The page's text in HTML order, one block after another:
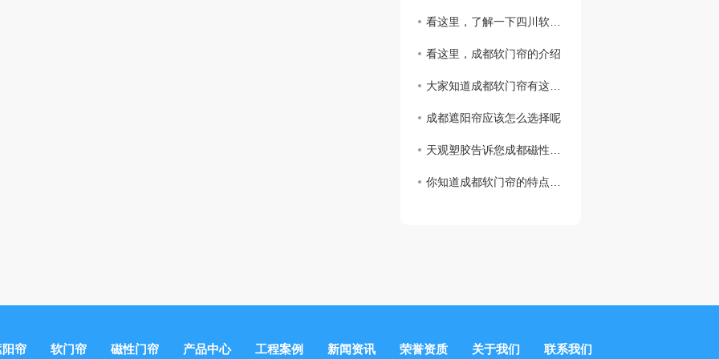
看这里，了解一下四川软门帘的擦拭方法吧
看这里，成都软门帘的介绍
大家知道成都软门帘有这些优点嘛
成都遮阳帘应该怎么选择呢
天观塑胶告诉您成都磁性门帘的特点
你知道成都软门帘的特点吗？
阳帘 软门帘 磁性门帘 产品中心 工程案例 新闻资讯 荣誉资质 关于我们 联系我们